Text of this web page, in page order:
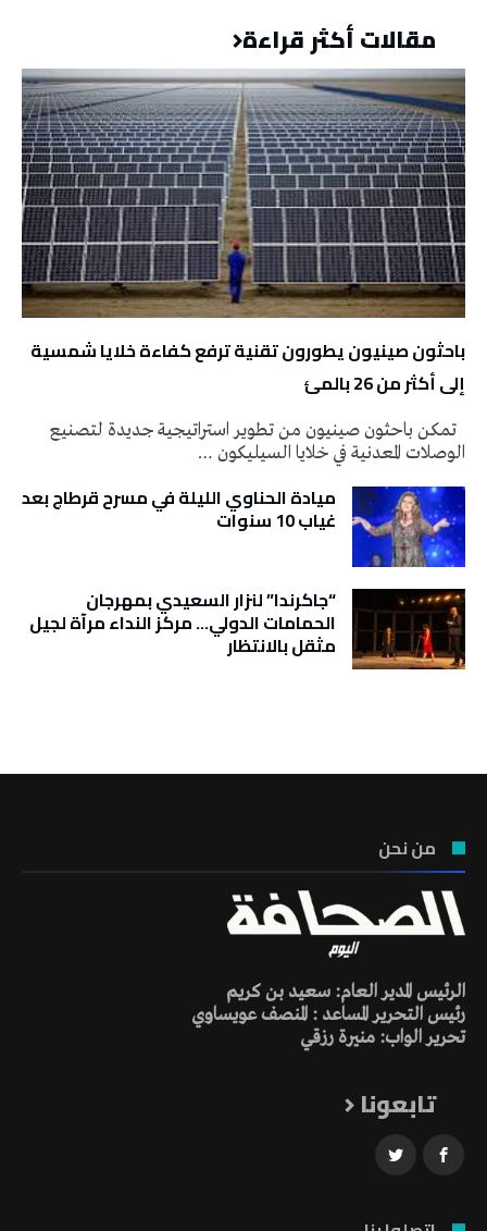
مقالات أكثر قراءة
باحثون صينيون يطورون تقنية ترفع كفاءة خلايا شمسية
إلى أكثر من 26 بالمئ
تمكن باحثون صينيون من تطوير استراتيجية جديدة لتصنيع
الوصلات المعدنية في خلايا السيليكون …
ميادة الحناوي الليلة في مسرح قرطاج بعد
غياب 10 سنوات
“جاكرندا” لنزار السعيدي بمهرجان
الحمامات الدولي… مركز النداء مرآة لجيل
مثقل بالانتظار
من نحن
الرئيس المدير العام: سعيد بن كريم
رئيس التحرير المساعد : المنصف عويساوي
تحرير الواب: منيرة رزقي
تابعونا